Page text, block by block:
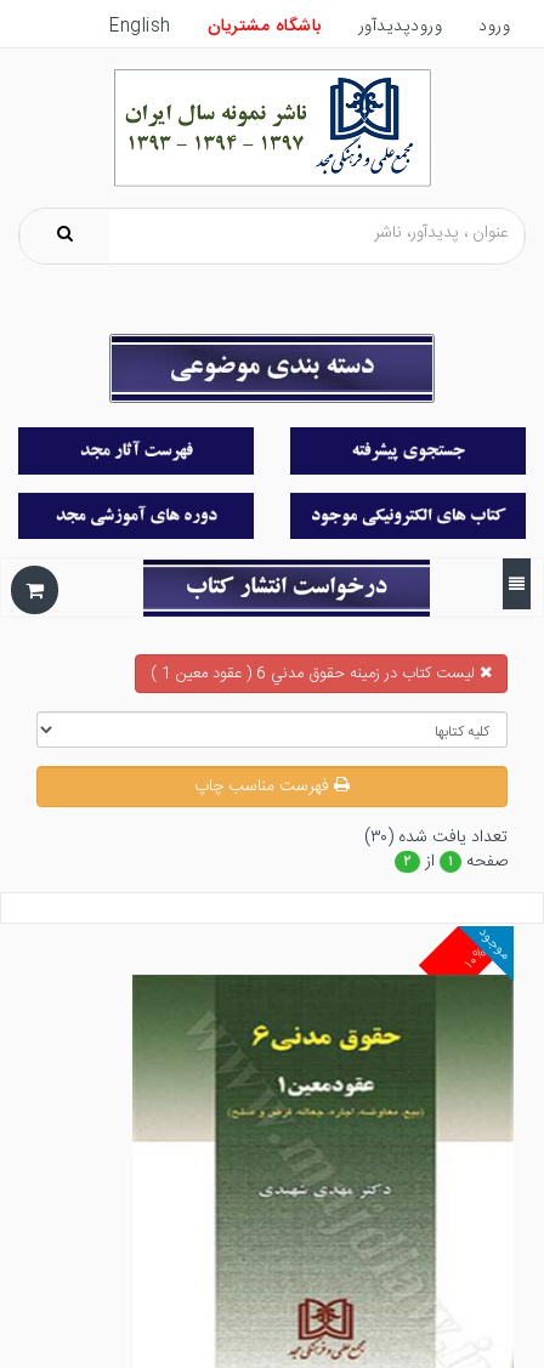
ورود ورودپدیدآور باشگاه مشتریان English
ليست كتاب در زمينه حقوق مدني 6 ( عقود معين 1 )
فهرست مناسب چاپ
تعداد يافت شده (۳۰)
صفحه
۱ از ۲
۱۰%
موجود